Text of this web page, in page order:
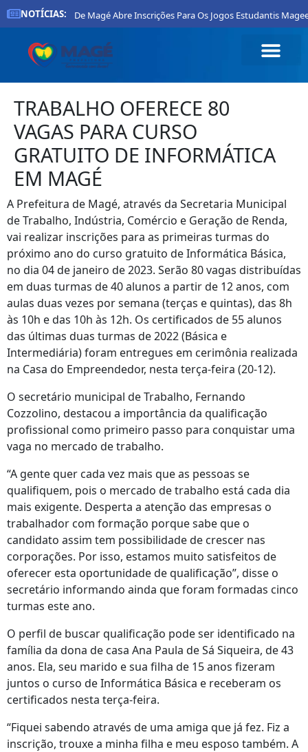
NOTÍCIAS:
Prefeitura De Magé Abre Inscrições Para Os Jogos Estudantis
TRABALHO OFERECE 80
VAGAS PARA CURSO
GRATUITO DE INFORMÁTICA
EM MAGÉ
A Prefeitura de Magé, através da Secretaria Municipal
de Trabalho, Indústria, Comércio e Geração de Renda,
vai realizar inscrições para as primeiras turmas do
próximo ano do curso gratuito de Informática Básica,
no dia 04 de janeiro de 2023. Serão 80 vagas distribuídas
em duas turmas de 40 alunos a partir de 12 anos, com
aulas duas vezes por semana (terças e quintas), das 8h
às 10h e das 10h às 12h. Os certificados de 55 alunos
das últimas duas turmas de 2022 (Básica e
Intermediária) foram entregues em cerimônia realizada
na Casa do Empreendedor, nesta terça-feira (20-12).
O secretário municipal de Trabalho, Fernando
Cozzolino, destacou a importância da qualificação
profissional como primeiro passo para conquistar uma
vaga no mercado de trabalho.
“A gente quer cada vez mais que as pessoas se
qualifiquem, pois o mercado de trabalho está cada dia
mais exigente. Desperta a atenção das empresas o
trabalhador com formação porque sabe que o
candidato assim tem possibilidade de crescer nas
corporações. Por isso, estamos muito satisfeitos de
oferecer esta oportunidade de qualificação”, disse o
secretário informando ainda que foram formadas cinco
turmas este ano.
O perfil de buscar qualificação pode ser identificado na
família da dona de casa Ana Paula de Sá Siqueira, de 43
anos. Ela, seu marido e sua filha de 15 anos fizeram
juntos o curso de Informática Básica e receberam os
certificados nesta terça-feira.
“Fiquei sabendo através de uma amiga que já fez. Fiz a
inscrição, trouxe a minha filha e meu esposo também. A